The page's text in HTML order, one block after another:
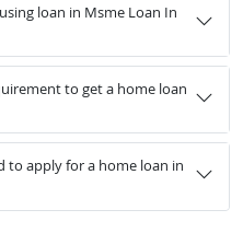
loan in Msme Loan In
to get a home loan
to apply for a home loan in